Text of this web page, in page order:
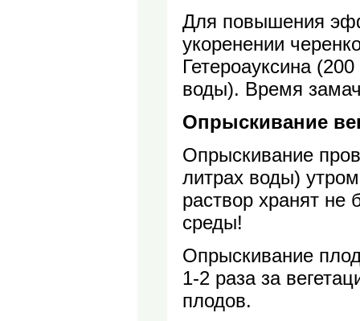
Для повышения
укоренении
Гетероауксина
воды). Время
Опрыскивание
Опрыскивание
литрах воды)
раствор хранят не
среды!
Опрыскивание
1-2 раза за
плодов.